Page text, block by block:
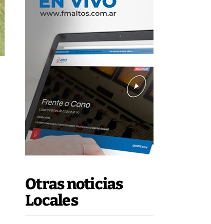
Otras noticias
Locales